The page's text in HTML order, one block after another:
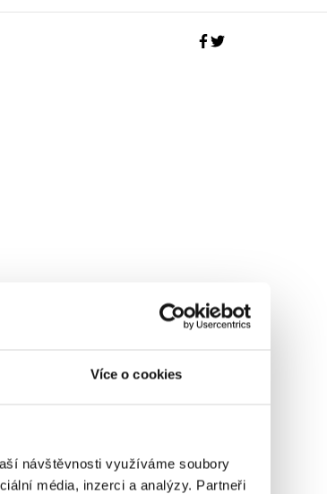
Více o cookies
návštěvnosti využíváme soubory
média, inzerci a analýzy. Partneři